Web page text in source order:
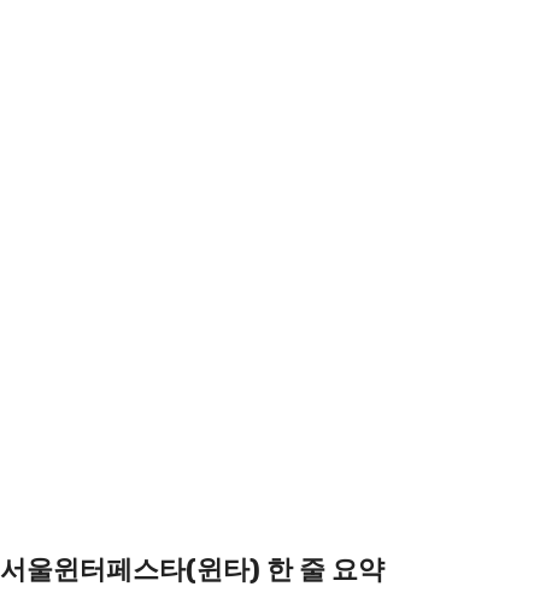
서울윈터페스타(윈타) 한 줄 요약